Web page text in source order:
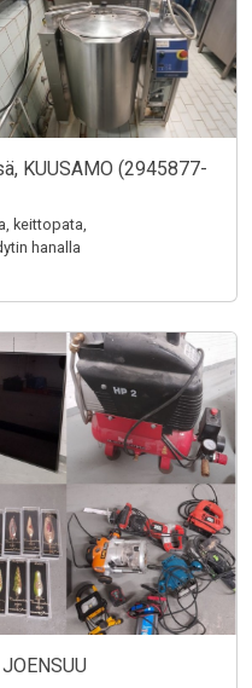
KUUSAMO (2945877-
keittopata,
hanalla